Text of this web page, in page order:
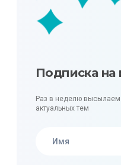
Подписка на
Раз в неделю
актуальных тем